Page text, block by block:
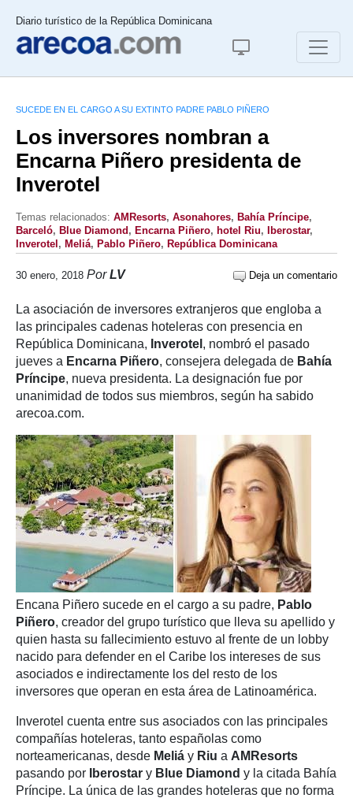
Diario turístico de la República Dominicana
SUCEDE EN EL CARGO A SU EXTINTO PADRE PABLO PIÑERO
Los inversores nombran a
Encarna Piñero presidenta de
Inverotel
Temas relacionados: AMResorts, Asonahores, Bahía Príncipe,
Barceló, Blue Diamond , Encarna Piñero, hotel Riu, Iberostar,
Inverotel , Meliá, Pablo Piñero, República Dominicana
30 enero, 2018 PorLV Deja un comentario
La asociación de inversores extranjeros que engloba a
las principales cadenas hoteleras con presencia en
República Dominicana, Inverotel , nombró el pasado
jueves a Encarna Piñero, consejera delegada de Bahía
Príncipe, nueva presidenta. La designación fue por
unanimidad de todos sus miembros, según ha sabido
arecoa.com.
Encana Piñero sucede en el cargo a su padre, Pablo
Piñero, creador del grupo turístico que lleva su apellido y
quien hasta su fallecimiento estuvo al frente de un lobby
nacido para defender en el Caribe los intereses de sus
asociados e indirectamente los del resto de los
inversores que operan en esta área de Latinoamérica.
Inverotel cuenta entre sus asociados con las principales
compañías hoteleras, tanto españolas como
norteamericanas, desde Meliá y Riu a AMResorts
pasando por
Iberostar y Blue Diamond y la citada Bahía
Príncipe. La única de las grandes hoteleras que no forma